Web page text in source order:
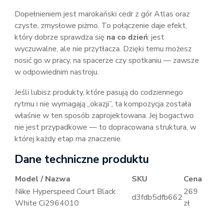
Dopełnieniem jest marokański cedr z gór Atlas oraz
czyste, zmysłowe piżmo. To połączenie daje efekt,
który dobrze sprawdza się na co dzień: jest
wyczuwalne, ale nie przytłacza. Dzięki temu możesz
nosić go w pracy, na spacerze czy spotkaniu — zawsze
w odpowiednim nastroju.
Jeśli lubisz produkty, które pasują do codziennego
rytmu i nie wymagają „okazji”, ta kompozycja została
właśnie w ten sposób zaprojektowana. Jej bogactwo
nie jest przypadkowe — to dopracowana struktura, w
której każdy etap ma znaczenie.
Dane techniczne produktu
Model / Nazwa SKU
Cena
Nike Hyperspeed Court Black
White Ci2964010
d3fdb5dfb662
269
zł